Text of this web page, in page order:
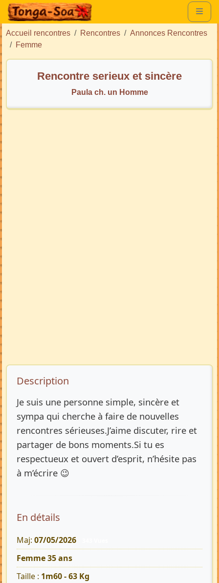
Accueil rencontres Rencontres
Annonces Rencontres
Femme
Rencontre serieux et sincère
Paula ch. un Homme
Description de l’annonce
Description
Je suis une personne simple, sincère et
sympa qui cherche à faire de nouvelles
rencontres sérieuses.J’aime discuter, rire et
partager de bons moments.Si tu es
respectueux et ouvert d’esprit, n’hésite pas
à m’écrire 😉
En détails
Maj: 07/05/2026
Femme 35 ans
Taille : 1m60 - 63 Kg